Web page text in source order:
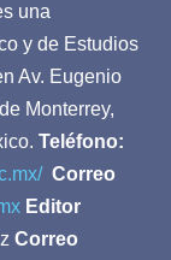
una
y de Estudios
Av. Eugenio
Monterrey,
Teléfono:
Correo
Editor
Correo